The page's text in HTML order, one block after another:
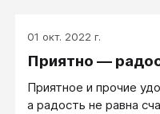
01 окт. 2022 г.
Приятно —
Приятное и прочие
а радость не равна